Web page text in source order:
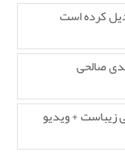
کرده است
صالحی
زیباست + ویدیو